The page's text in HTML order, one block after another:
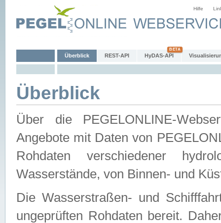
Hilfe
Überblick REST-API HyDAS-API
Überblick
Über die PEGELONLINE-
Angebote mit Daten von
Rohdaten verschiedener
Wasserstände, von Binnen- und
Die Wasserstraßen- und
ungeprüften Rohdaten bereit.